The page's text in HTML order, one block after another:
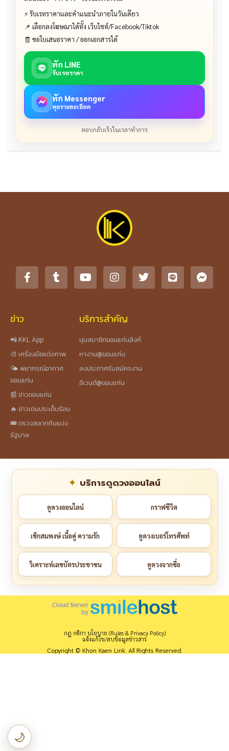
⚡ รับเรทราคาและคำแนะนำภายในวันเดียว
📌 เลือกลงโฆษณาได้ทั้ง เว็บไซต์/Facebook/Tiktok
🧾 ขอใบเสนอราคา / ออกเอกสารได้
ทัก LINE
รับเรทราคา
ทัก Messenger
คุยรายละเอียด
ตอบกลับเร็วในเวลาทำการ
ข่าว
📲 KKL App
🎨 เครื่องมือแต่งภาพ
🌤️ พยากรณ์อากาศ
ขอนแก่น
📰 ข่าวขอนแก่น
🔥 ข่าวเด่นประเด็นร้อน
🎟️ ตรวจสลากกินแบ่ง
รัฐบาล
บริการสำคัญ
มุมสมาชิกขอนแก่นลิงก์
หางาน@ขอนแก่น
ลงประกาศรับสมัครงาน
อีเวนต์@ขอนแก่น
บริการดูดวงออนไลน์
ดูดวงออนไลน์ กราฟชีวิต
เช็กสมพงษ์ เนื้อคู่ ความรัก ดูดวงเบอร์โทรศัพท์
วิเคราะห์เลขบัตรประชาชน ดูดวงจากชื่อ
กฎ กติกา นโยบาย (Rules & Privacy Policy)
แจ้งแก้ไข/ลบข้อมูลข่าวสาร
Copyright © Khon Kaen Link. All Rights Reserved.
🌙เปลี่ยนเป็นโหมดกลางคืน